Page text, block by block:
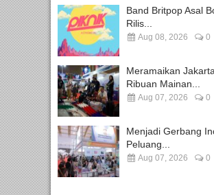
Band Britpop Asal
Rilis...
Aug 08, 2026 0
Meramaikan
Ribuan Mainan...
Aug 07, 2026 0
Menjadi Gerbang
Peluang...
Aug 07, 2026 0